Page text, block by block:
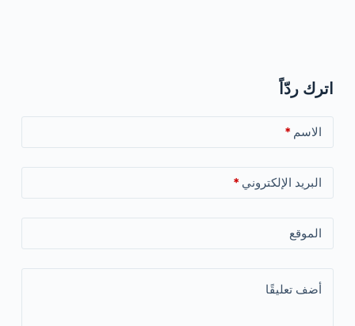
اترك ردّاً
الاسم *
البريد الإلكتروني *
الموقع
أضف تعليقًا